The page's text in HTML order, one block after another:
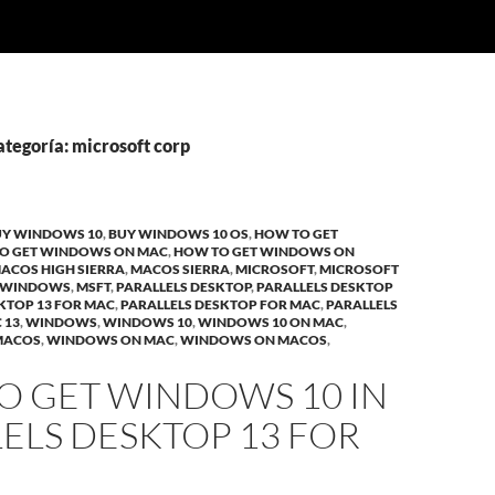
microsoft corp
WINDOWS 10,BUY WINDOWS 10 OS,HOW TO GET
GET WINDOWS ON MAC,HOW TO GET WINDOWS ON
HIGH SIERRA,MACOS SIERRA,MICROSOFT,MICROSOFT
,MSFT,PARALLELS DESKTOP,PARALLELS DESKTOP
13 FOR MAC,PARALLELS DESKTOP FOR MAC,PARALLELS
13,WINDOWS,WINDOWS 10,WINDOWS 10 ON MAC,
,WINDOWS ON MAC,WINDOWS ON MACOS,
GET WINDOWS 10 IN
DESKTOP 13 FOR